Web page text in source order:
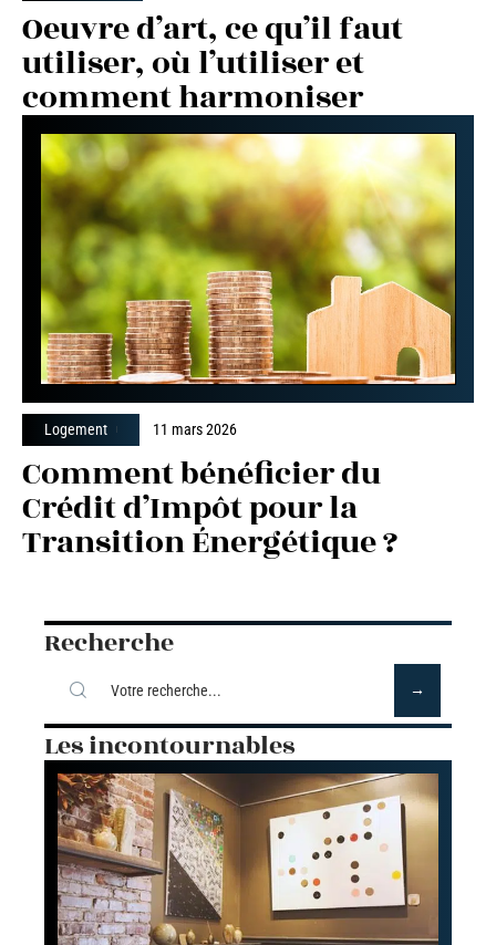
Oeuvre d’art, ce qu’il faut
utiliser, où l’utiliser et
comment harmoniser
Logement 11 mars 2026
Comment bénéficier du
Crédit d’Impôt pour la
Transition Énergétique ?
Recherche
Les incontournables